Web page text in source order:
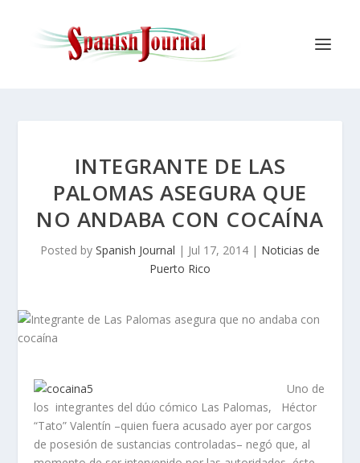
INTEGRANTE DE LAS
PALOMAS ASEGURA QUE
NO ANDABA CON COCAÍNA
Posted by Spanish Journal | Jul 17, 2014 | Noticias de
Puerto Rico
Uno de
los integrantes del dúo cómico Las Palomas, Héctor
“Tato” Valentín –quien fuera acusado ayer por cargos
de posesión de sustancias controladas– negó que, al